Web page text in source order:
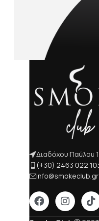
Διαδόχου Παύλου
(+30) 2463 022
info@smokeclub.gr